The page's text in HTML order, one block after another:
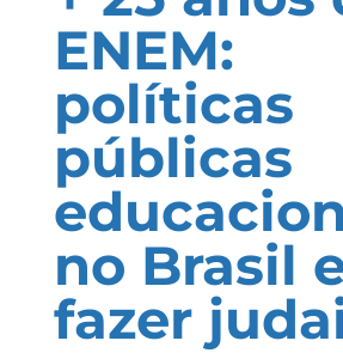
ENEM:
políticas
públicas
no Brasil
fazer